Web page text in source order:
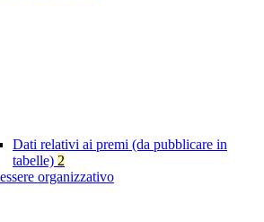
Dati relativi ai premi (da pubblicare in
tabelle) 2
organizzativo